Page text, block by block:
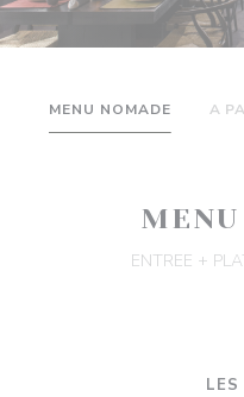
MENU NOMADE A
ENTREE +
LES